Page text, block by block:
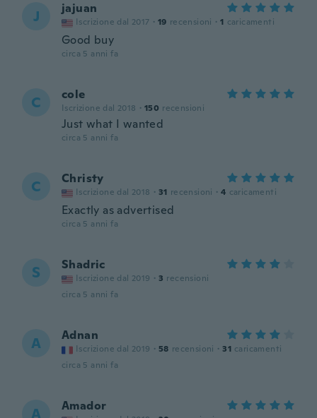
J jajuan
Iscrizione dal 2017 · 19 recensioni · 1 caricamenti
Good buy
circa 5 anni fa
C cole
Iscrizione dal 2018 · 150 recensioni
Just what I wanted
circa 5 anni fa
C Christy
Iscrizione dal 2018 · 31 recensioni · 4 caricamenti
Exactly as advertised
circa 5 anni fa
S Shadric
Iscrizione dal 2019 · 3 recensioni
circa 5 anni fa
A Adnan
Iscrizione dal 2019 · 58 recensioni · 31 caricamenti
circa 5 anni fa
A Amador